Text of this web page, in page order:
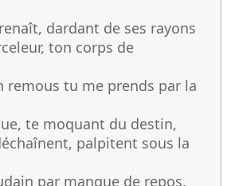
dardant de ses rayons
ton corps de
remous tu me prends par la
te moquant du destin,
palpitent sous la
par manque de repos.